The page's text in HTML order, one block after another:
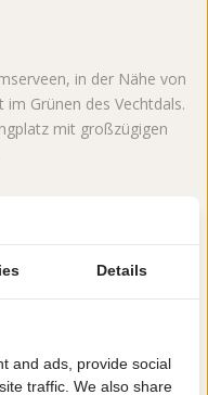
in der Nähe von
Grünen des Vechtdals.
mit großzügigen
Details
and ads, provide social
traffic. We also share